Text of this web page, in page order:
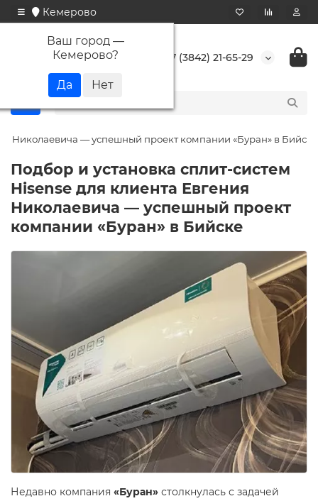
Кемерово
Ваш город —
Кемерово? +7 (3842) 21-65-29
Николаевича — успешный проект компании «Буран» в Бийске
Подбор и установка сплит-систем
Hisense для клиента Евгения
Николаевича — успешный проект
компании «Буран» в Бийске
Недавно компания «Буран» столкнулась с задачей